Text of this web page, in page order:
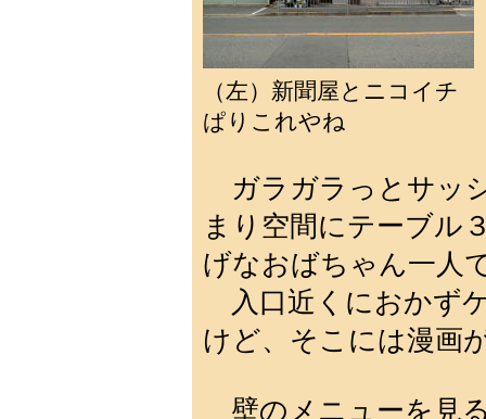
（左）新聞屋とニコイ
ぱりこれやね
ガラガラっとサッ
まり空間にテーブル
げなおばちゃん一人
入口近くにおかず
けど、そこには漫画
壁のメニューを見